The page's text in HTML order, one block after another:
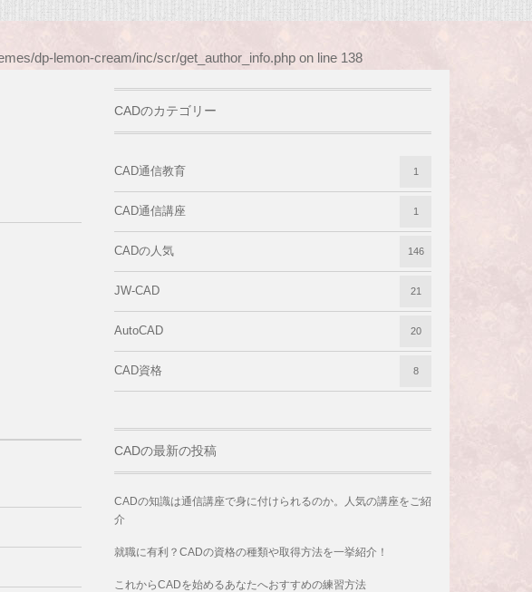
dp-lemon-cream/inc/scr/get_author_info.php on line 138
CADのカテゴリー
CAD通信教育 1
CAD通信講座 1
CADの人気 146
JW-CAD 21
AutoCAD 20
CAD資格 8
CADの最新の投稿
CADの知識は通信講座で身に付けられるのか。人気の講座をご紹
介
就職に有利？CADの資格の種類や取得方法を一挙紹介！
これからCADを始めるあなたへおすすめの練習方法